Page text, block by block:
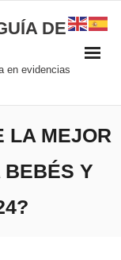
DE
en evidencias
LA MEJOR
BEBÉS Y